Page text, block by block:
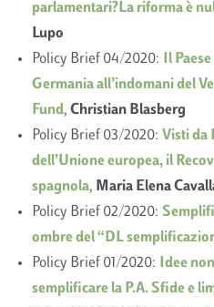
parlamentari?La riforma è
Lupo
Policy Brief 04/2020:
Il
Germania all’indomani del
Fund, Christian Blasberg
Policy Brief 03/2020: Visti da
dell’Unione europea, il
spagnola, Maria Elena
Policy Brief 02/2020:
ombre del “DL
Policy Brief 01/2020:
Idee
semplificare la P.A. Sfide e